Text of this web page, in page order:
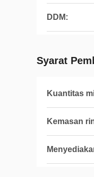
DDM:
Syarat
Kuantitas
Kemasan